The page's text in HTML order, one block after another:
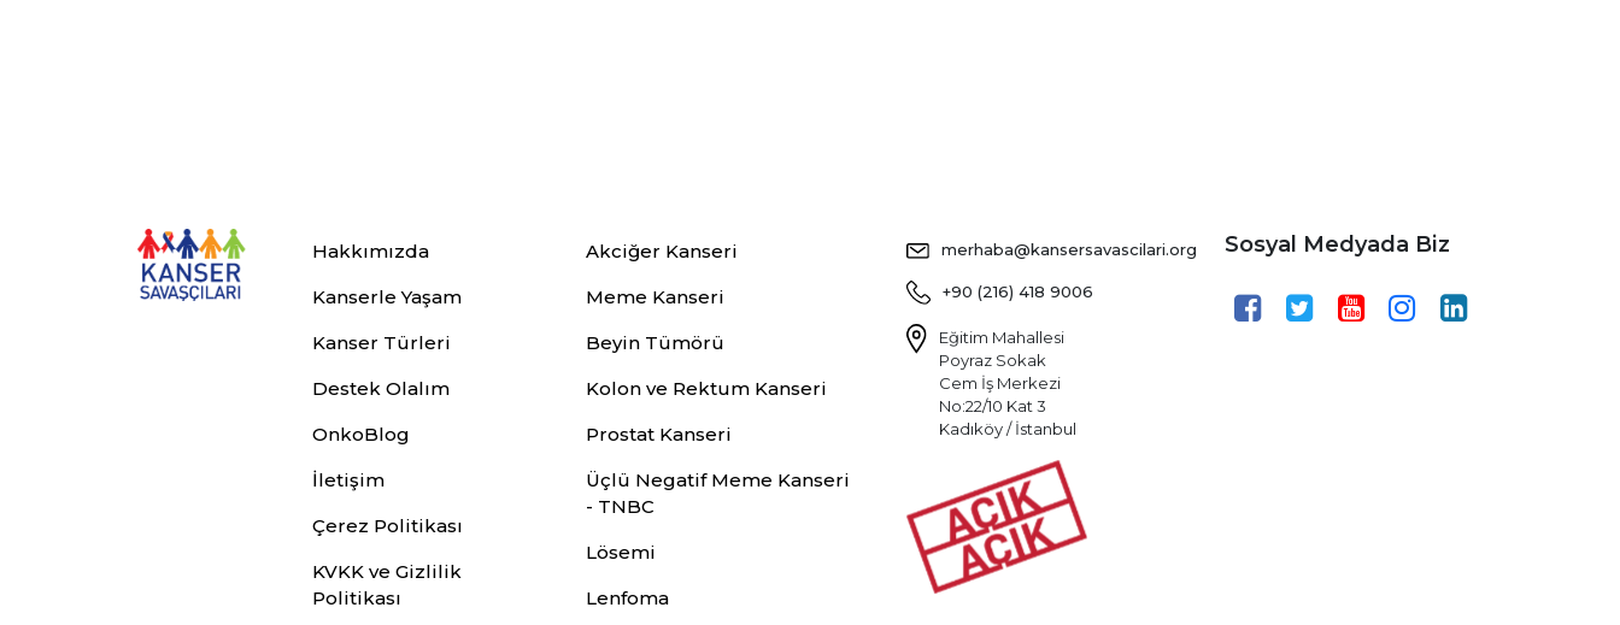
Hakkımızda
Kanserle Yaşam
Kanser Türleri
Destek Olalım
OnkoBlog
İletişim
Çerez Politikası
KVKK ve Gizlilik
Politikası
Akciğer Kanseri
Meme Kanseri
Beyin Tümörü
Kolon ve Rektum Kanseri
Prostat Kanseri
Üçlü Negatif Meme Kanseri
- TNBC
Lösemi
Lenfoma
merhaba@kansersavascilari.org
+90 (216) 418 9006
Eğitim Mahallesi
Poyraz Sokak
Cem İş Merkezi
No:22/10 Kat 3
Kadıköy / İstanbul
Sosyal Medyada Biz